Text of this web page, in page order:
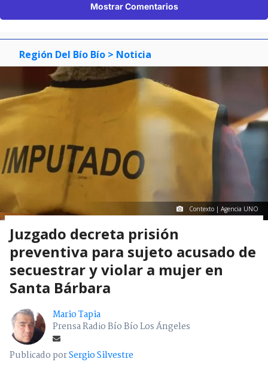
Mostrar Comentarios
Región Del Bío Bío > Noticia
Contexto | Agencia UNO
Juzgado decreta prisión
preventiva para sujeto acusado de
secuestrar y violar a mujer en
Santa Bárbara
Mario Tapia
Prensa Radio Bío Bío Los Ángeles
Publicado porSergio Silvestre